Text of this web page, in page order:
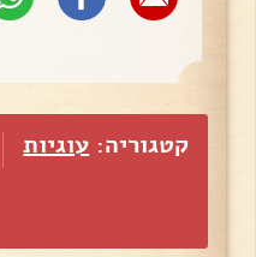
קטגוריה: עוגיות